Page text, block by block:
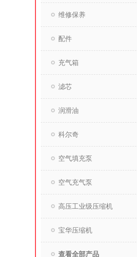
维修保养
配件
充气箱
滤芯
润滑油
科尔奇
空气填充泵
空气充气泵
高压工业级压缩机
宝华压缩机
查看全部产品